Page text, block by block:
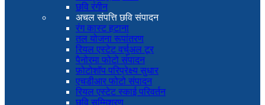
छवि रंगीन
अचल संपत्ति छवि संपादन
रंग कास्ट हटाना
तल योजना रूपांतरण
रियल एस्टेट वर्चुअल टूर
पैनोरमा फोटो संपादन
फ़ोटोशॉप परिप्रेक्ष्य सुधार
एचडीआर फोटो संपादन
रियल एस्टेट स्काई परिवर्तन
छवि सम्मिश्रण